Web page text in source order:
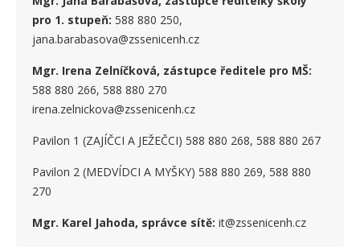
pro 1. stupeň: 588 880 250,
jana.barabasova@zssenicenh.cz
Mgr. Irena Zelníčková, zástupce ředitele pro MŠ:
588 880 266, 588 880 270
irena.zelnickova@zssenicenh.cz
Pavilon 1 (ZAJÍČCI A JEŽEČCI) 588 880 268, 588 880 267
Pavilon 2 (MEDVÍDCI A MYŠKY) 588 880 269, 588 880
270
Mgr. Karel Jahoda, správce sítě: it@zssenicenh.cz